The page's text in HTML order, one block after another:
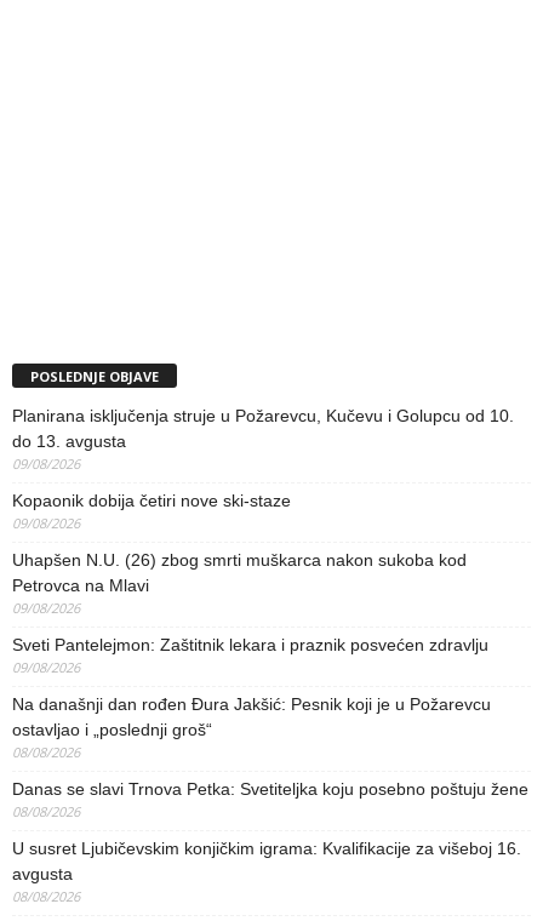
POSLEDNJE OBJAVE
Planirana isključenja struje u Požarevcu, Kučevu i Golupcu od 10.
do 13. avgusta
09/08/2026
Kopaonik dobija četiri nove ski-staze
09/08/2026
Uhapšen N.U. (26) zbog smrti muškarca nakon sukoba kod
Petrovca na Mlavi
09/08/2026
Sveti Pantelejmon: Zaštitnik lekara i praznik posvećen zdravlju
09/08/2026
Na današnji dan rođen Đura Jakšić: Pesnik koji je u Požarevcu
ostavljao i „poslednji groš“
08/08/2026
Danas se slavi Trnova Petka: Svetiteljka koju posebno poštuju žene
08/08/2026
U susret Ljubičevskim konjičkim igrama: Kvalifikacije za višeboj 16.
avgusta
08/08/2026